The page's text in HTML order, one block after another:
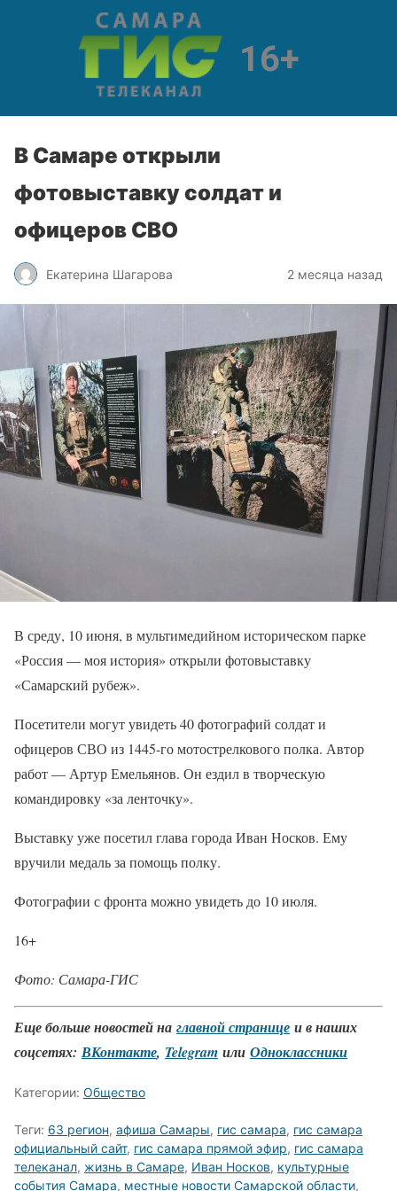
В Самаре открыли
фотовыставку солдат и
офицеров СВО
Екатерина Шагарова 2 месяца назад
В среду, 10 июня, в мультимедийном историческом парке
«Россия — моя история» открыли фотовыставку
«Самарский рубеж».
Посетители могут увидеть 40 фотографий солдат и
офицеров СВО из 1445-го мотострелкового полка. Автор
работ — Артур Емельянов. Он ездил в творческую
командировку «за ленточку».
Выставку уже посетил глава города Иван Носков. Ему
вручили медаль за помощь полку.
Фотографии с фронта можно увидеть до 10 июля.
16+
Фото: Самара-ГИС
Еще больше новостей на главной странице и в наших
соцсетях: ВКонтакте, Telegram или Одноклассники
Категории: Общество
Теги: 63 регион, афиша Самары, гис самара, гис самара
официальный сайт, гис самара прямой эфир, гис самара
телеканал, жизнь в Самаре, Иван Носков, культурные
события Самара, местные новости Самарской области,